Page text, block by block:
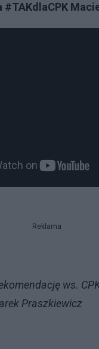
Reklama
ws.
Praszkiewicz